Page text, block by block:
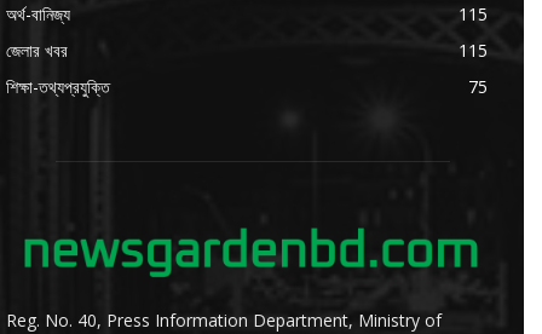
অর্থ-বানিজ্য
115
জেলার খবর
115
শিক্ষা-তথ্যপ্রযুক্তি
75
Reg. No. 40, Press Information Department, Ministry of